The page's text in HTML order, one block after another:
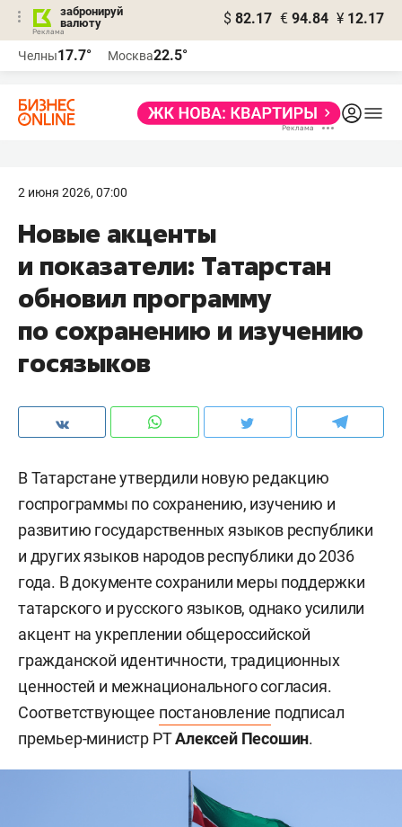
забронируй
валюту
$ 82.17 € 94.84 ¥ 12.17
Челны17.7° Москва22.5°
2 июня 2026, 07:00
Новые акценты
и показатели: Татарстан
обновил программу
по сохранению и изучению
госязыков
В Татарстане утвердили новую редакцию
госпрограммы по сохранению, изучению и
развитию государственных языков республики
и других языков народов республики до 2036
года. В документе сохранили меры поддержки
татарского и русского языков, однако усилили
акцент на укреплении общероссийской
гражданской идентичности, традиционных
ценностей и межнационального согласия.
Соответствующее постановление подписал
премьер-министр РТАлексей Песошин.